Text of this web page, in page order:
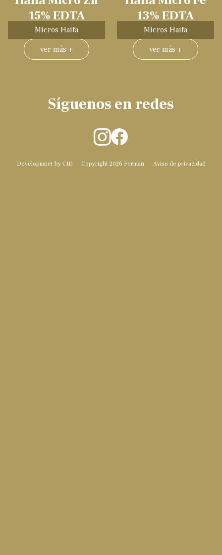
15% EDTA
Micros Haifa
ver más +
13% EDTA
Micros Haifa
ver más +
Síguenos en redes
Developmnet by CID Copyright 2026 Ferman Aviso de privacidad